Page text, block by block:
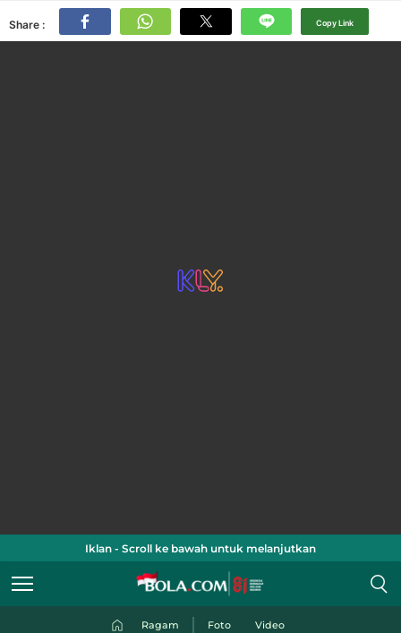
Share : Copy Link
Iklan - Scroll ke bawah untuk melanjutkan
Ragam Foto Video